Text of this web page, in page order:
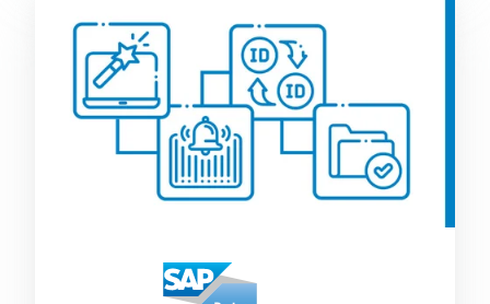
SAP®-